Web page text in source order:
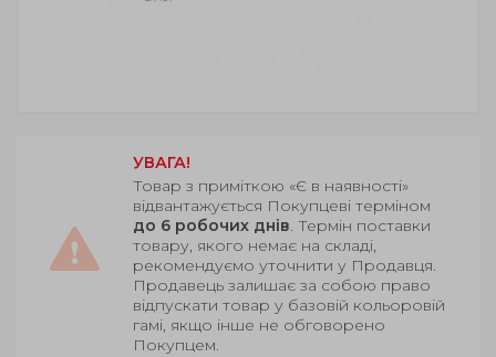
УВАГА!
Товар з приміткою «Є в наявності»
відвантажується Покупцеві терміном
до 6 робочих днів. Термін поставки
товару, якого немає на складі,
рекомендуємо уточнити у Продавця.
Продавець залишає за собою право
відпускати товар у базовій кольоровій
гамі, якщо інше не обговорено
Покупцем.